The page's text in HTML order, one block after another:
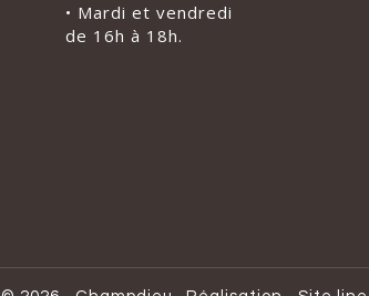
• Mardi et vendredi
de 16h à 18h.